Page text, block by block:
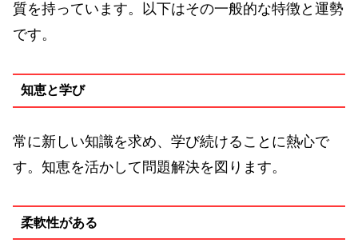
質を持っています。以下はその一般的な特徴と運勢
です。
知恵と学び
常に新しい知識を求め、学び続けることに熱心で
す。知恵を活かして問題解決を図ります。
柔軟性がある